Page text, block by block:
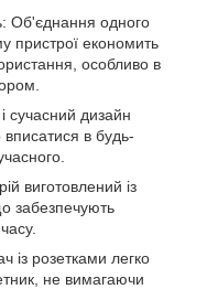
Об'єднання одного
пристрої економить
особливо в
сучасний дизайн
в будь-
виготовлений із
забезпечують
із розетками легко
не вимагаючи